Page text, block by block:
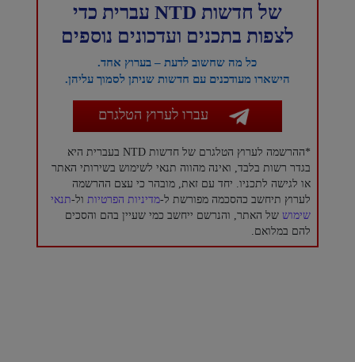
של חדשות NTD עברית כדי
לצפות בתכנים ועדכונים נוספים
כל מה שחשוב לדעת – בערוץ אחד.
הישארו מעודכנים עם חדשות שניתן לסמוך עליהן.
עברו לערוץ הטלגרם
*ההרשמה לערוץ הטלגרם של חדשות NTD בעברית היא
בגדר רשות בלבד, ואינה מהווה תנאי לשימוש בשירותי האתר
או לגישה לתכניו. יחד עם זאת, מובהר כי עצם ההרשמה
לערוץ תיחשב כהסכמה מפורשת ל-מדיניות הפרטיות ול-תנאי
שימוש של האתר, והנרשם ייחשב כמי שעיין בהם והסכים
להם במלואם.